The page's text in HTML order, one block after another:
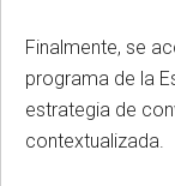
Finalmente, se
programa de la
estrategia de
contextualizada.